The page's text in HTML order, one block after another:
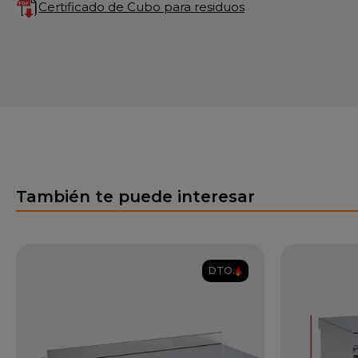
Certificado de Cubo para residuos
También te puede interesar
DTO.